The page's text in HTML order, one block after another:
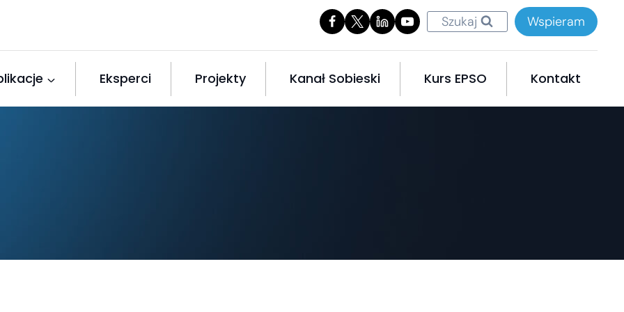
Szukaj Wspieram
Eksperci Projekty Kanał Sobieski Kurs EPSO Kontakt